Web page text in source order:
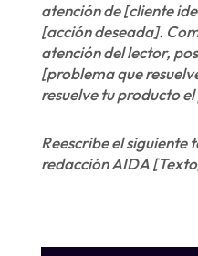
atención de [cliente
[acción deseada].
atención del lector,
[problema que
resuelve tu producto
Reescribe el siguiente
redacción AIDA